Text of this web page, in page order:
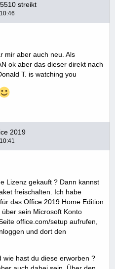
streikt
mir aber auch neu. Als
ok aber das dieser direkt nach
T. is watching you
2019
Lizenz gekauft ? Dann kannst
freischalten. Ich habe
das Office 2019 Home Edition
sein Microsoft Konto
office.com/setup aufrufen,
und dort den
wie hast du diese erworben ?